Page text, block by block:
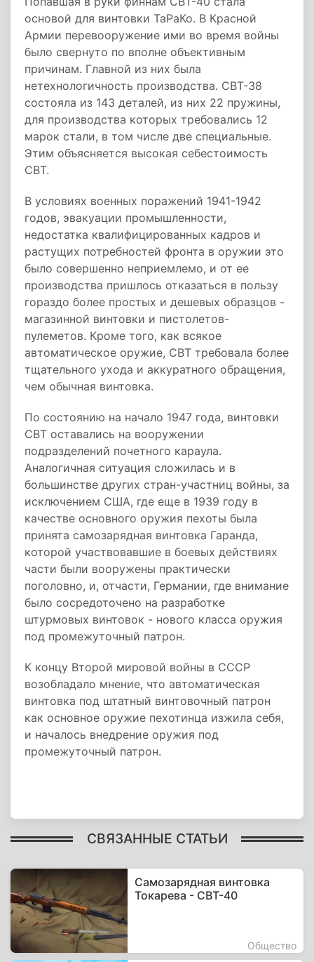
основой для винтовки ТаРаКо. В Красной
Армии перевооружение ими во время войны
было свернуто по вполне объективным
причинам. Главной из них была
нетехнологичность производства. СВТ-38
состояла из 143 деталей, из них 22 пружины,
для производства которых требовались 12
марок стали, в том числе две специальные.
Этим объясняется высокая себестоимость
СВТ.
В условиях военных поражений 1941-1942
годов, эвакуации промышленности,
недостатка квалифицированных кадров и
растущих потребностей фронта в оружии это
было совершенно неприемлемо, и от ее
производства пришлось отказаться в пользу
гораздо более простых и дешевых образцов -
магазинной винтовки и пистолетов-
пулеметов. Кроме того, как всякое
автоматическое оружие, СВТ требовала более
тщательного ухода и аккуратного обращения,
чем обычная винтовка.
По состоянию на начало 1947 года, винтовки
СВТ оставались на вооружении
подразделений почетного караула.
Аналогичная ситуация сложилась и в
большинстве других стран-участниц войны, за
исключением США, где еще в 1939 году в
качестве основного оружия пехоты была
принята самозарядная винтовка Гаранда,
которой участвовавшие в боевых действиях
части были вооружены практически
поголовно, и, отчасти, Германии, где внимание
было сосредоточено на разработке
штурмовых винтовок - нового класса оружия
под промежуточный патрон.
К концу Второй мировой войны в СССР
возобладало мнение, что автоматическая
винтовка под штатный винтовочный патрон
как основное оружие пехотинца изжила себя,
и началось внедрение оружия под
промежуточный патрон.
СВЯЗАННЫЕ СТАТЬИ
Самозарядная винтовка
Токарева - СВТ-40
Общество